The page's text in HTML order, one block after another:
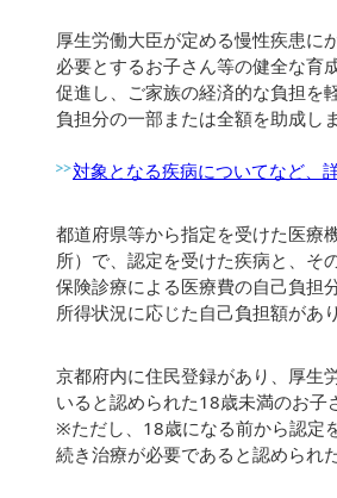
厚生労働大臣が定める慢性疾患に
必要とするお子さん等の健全な育
促進し、ご家族の経済的な負担を
負担分の一部または全額を助成しま
対象となる疾病についてなど、
都道府県等から指定を受けた医療
所）で、認定を受けた疾病と、そ
保険診療による医療費の自己負担
所得状況に応じた自己負担額があ
京都府内に住民登録があり、厚生
いると認められた18歳未満のお子
※ただし、18歳になる前から認定
続き治療が必要であると認められ